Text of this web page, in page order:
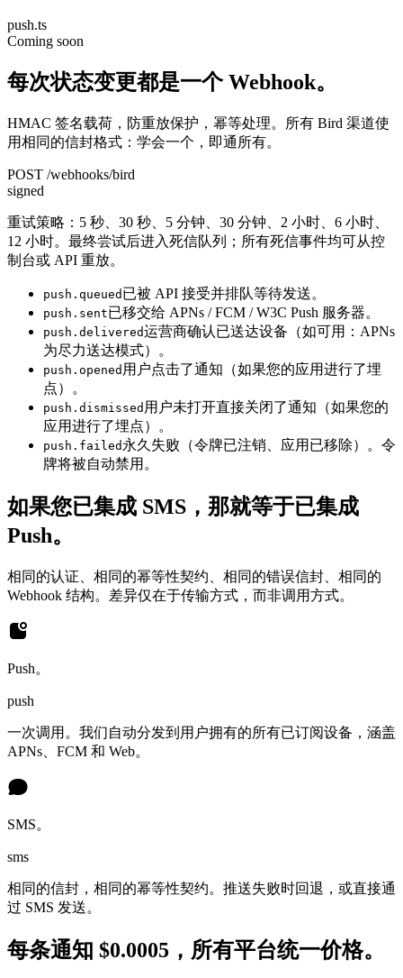
push.ts
Coming soon
每次状态变更都是一个 Webhook。
HMAC 签名载荷，防重放保护，幂等处理。所有 Bird 渠道使
用相同的信封格式：学会一个，即通所有。
POST /webhooks/bird
signed
重试策略：5 秒、30 秒、5 分钟、30 分钟、2 小时、6 小时、
12 小时。最终尝试后进入死信队列；所有死信事件均可从控
制台或 API 重放。
push.queued 已被 API 接受并排队等待发送。
push.sent已移交给 APNs / FCM / W3C Push 服务器。
push.delivered运营商确认已送达设备（如可用：APNs
为尽力送达模式）。
push.opened 用户点击了通知（如果您的应用进行了埋
点）。
push.dismissed 用户未打开直接关闭了通知（如果您的
应用进行了埋点）。
push.failed 永久失败（令牌已注销、应用已移除）。令
牌将被自动禁用。
如果您已集成 SMS，那就等于已集成
Push。
相同的认证、相同的幂等性契约、相同的错误信封、相同的
Webhook 结构。差异仅在于传输方式，而非调用方式。
Push。
push
一次调用。我们自动分发到用户拥有的所有已订阅设备，涵盖
APNs、FCM 和 Web。
SMS。
sms
相同的信封，相同的幂等性契约。推送失败时回退，或直接通
过 SMS 发送。
每条通知 $0.0005，所有平台统一价格。